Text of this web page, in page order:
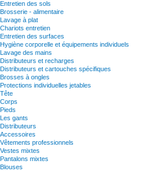
Entretien des sols
Brosserie - alimentaire
Lavage à plat
Chariots entretien
Entretien des surfaces
Hygiène corporelle et équipements individuels
Lavage des mains
Distributeurs et recharges
Distributeurs et cartouches spécifiques
Brosses à ongles
Protections individuelles jetables
Tête
Corps
Pieds
Les gants
Distributeurs
Accessoires
Vêtements professionnels
Vestes mixtes
Pantalons mixtes
Blouses